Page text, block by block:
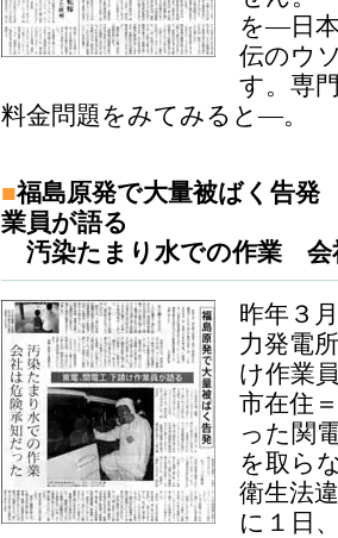
を―日
伝のウ
す。専
料金問題をみてみると―。
■福島原発で大量被ばく告
業員が語る
汚染たまり水での作業 会
昨年３
力発電
け作業
市在住
った関
を取ら
衛生法
に１日